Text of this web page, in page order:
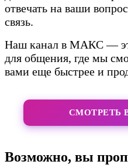
отвечать на ваши
связь.
Наш канал в МАКС —
для общения, где мы
вами еще быстрее и
СМОТРЕТЬ
Возможно, вы